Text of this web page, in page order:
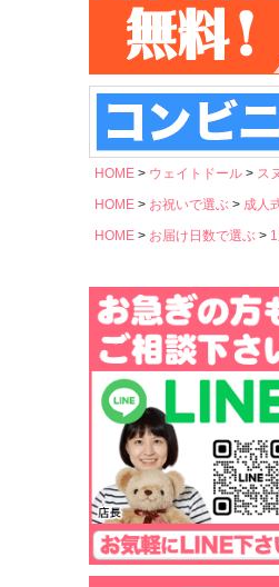
HOME ウェイトドール ス
HOME
お祝いで選ぶ 成人
HOME
お届け日数で選ぶ